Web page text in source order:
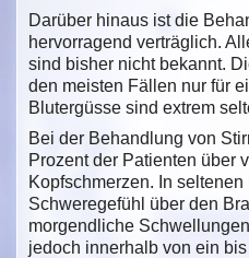
Darüber hinaus ist die
hervorragend verträglich.
sind bisher nicht bekannt.
den meisten Fällen nur für
Blutergüsse sind extrem
Bei der Behandlung von
Prozent der Patienten über
Kopfschmerzen. In
Schweregefühl über den
morgendliche
jedoch innerhalb von ein